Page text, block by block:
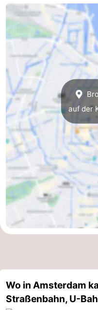
auf der
Wo in Amsterdam
Straßenbahn, U-